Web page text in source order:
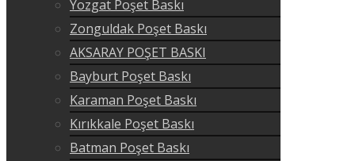
Yozgat Poşet Baskı
Zonguldak Poşet Baskı
AKSARAY POŞET BASKI
Bayburt Poşet Baskı
Karaman Poşet Baskı
Kırıkkale Poşet Baskı
Batman Poşet Baskı